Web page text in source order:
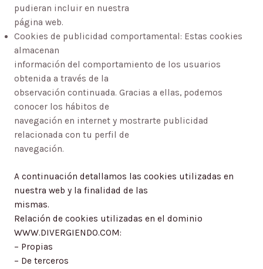
pudieran incluir en nuestra
página web.
Cookies de publicidad comportamental: Estas cookies
almacenan
información del comportamiento de los usuarios
obtenida a través de la
observación continuada. Gracias a ellas, podemos
conocer los hábitos de
navegación en internet y mostrarte publicidad
relacionada con tu perfil de
navegación.
A continuación detallamos las cookies utilizadas en
nuestra web y la finalidad de las
mismas.
Relación de cookies utilizadas en el dominio
WWW.DIVERGIENDO.COM:
– Propias
– De terceros